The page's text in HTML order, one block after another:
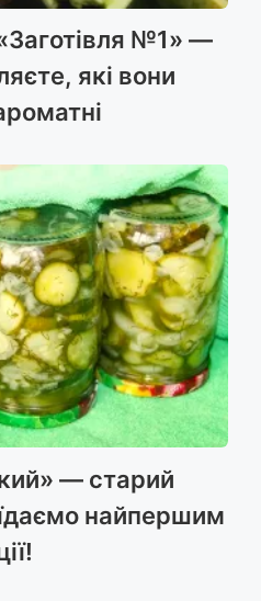
№1» —
які вони
— старий
найпершим